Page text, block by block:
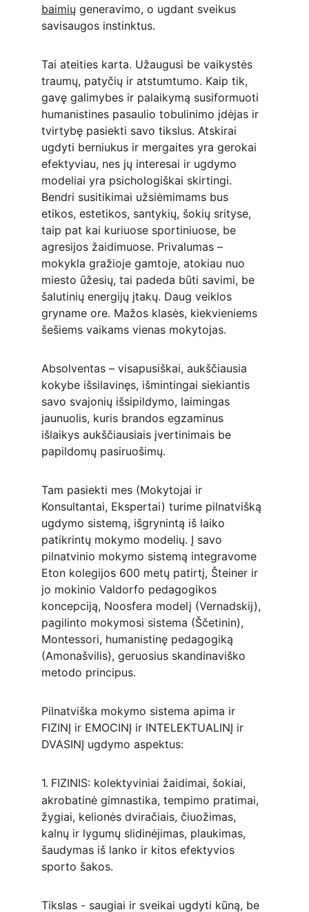
baimių generavimo, o ugdant sveikus
savisaugos instinktus.
Tai ateities karta. Užaugusi be vaikystės
traumų, patyčių ir atstumtumo. Kaip tik,
gavę galimybes ir palaikymą susiformuoti
humanistines pasaulio tobulinimo įdėjas ir
tvirtybę pasiekti savo tikslus. Atskirai
ugdyti berniukus ir mergaites yra gerokai
efektyviau, nes jų interesai ir ugdymo
modeliai yra psichologiškai skirtingi.
Bendri susitikimai užsiėmimams bus
etikos, estetikos, santykių, šokių srityse,
taip pat kai kuriuose sportiniuose, be
agresijos žaidimuose. Privalumas –
mokykla gražioje gamtoje, atokiau nuo
miesto ūžesių, tai padeda būti savimi, be
šalutinių energijų įtakų. Daug veiklos
gryname ore. Mažos klasės, kiekvieniems
šešiems vaikams vienas mokytojas.
Absolventas – visapusiškai, aukščiausia
kokybe išsilavinęs, išmintingai siekiantis
savo svajonių išsipildymo, laimingas
jaunuolis, kuris brandos egzaminus
išlaikys aukščiausiais įvertinimais be
papildomų pasiruošimų.
Tam pasiekti mes (Mokytojai ir
Konsultantai, Ekspertai) turime pilnatvišką
ugdymo sistemą, išgrynintą iš laiko
patikrintų mokymo modelių. Į savo
pilnatvinio mokymo sistemą integravome
Eton kolegijos 600 metų patirtį, Šteiner ir
jo mokinio Valdorfo pedagogikos
koncepciją, Noosfera modelį (Vernadskij),
pagilinto mokymosi sistema (Ščetinin),
Montessori, humanistinę pedagogiką
(Amonašvilis), geruosius skandinaviško
metodo principus.
Pilnatviška mokymo sistema apima ir
FIZINĮ ir EMOCINĮ ir INTELEKTUALINĮ ir
DVASINĮ ugdymo aspektus:
1. FIZINIS: kolektyviniai žaidimai, šokiai,
akrobatinė gimnastika, tempimo pratimai,
žygiai, kelionės dviračiais, čiuožimas,
kalnų ir lygumų slidinėjimas, plaukimas,
šaudymas iš lanko ir kitos efektyvios
sporto šakos.
Tikslas - saugiai ir sveikai ugdyti kūną, be